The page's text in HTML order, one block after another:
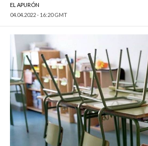
EL APURÓN
04.04.2022 - 16:20 GMT